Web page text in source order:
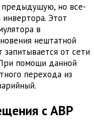
предыдущую, но все-
инвертора. Этот
в
нештатной
запитывается от сети
помощи данной
перехода из
с АВР